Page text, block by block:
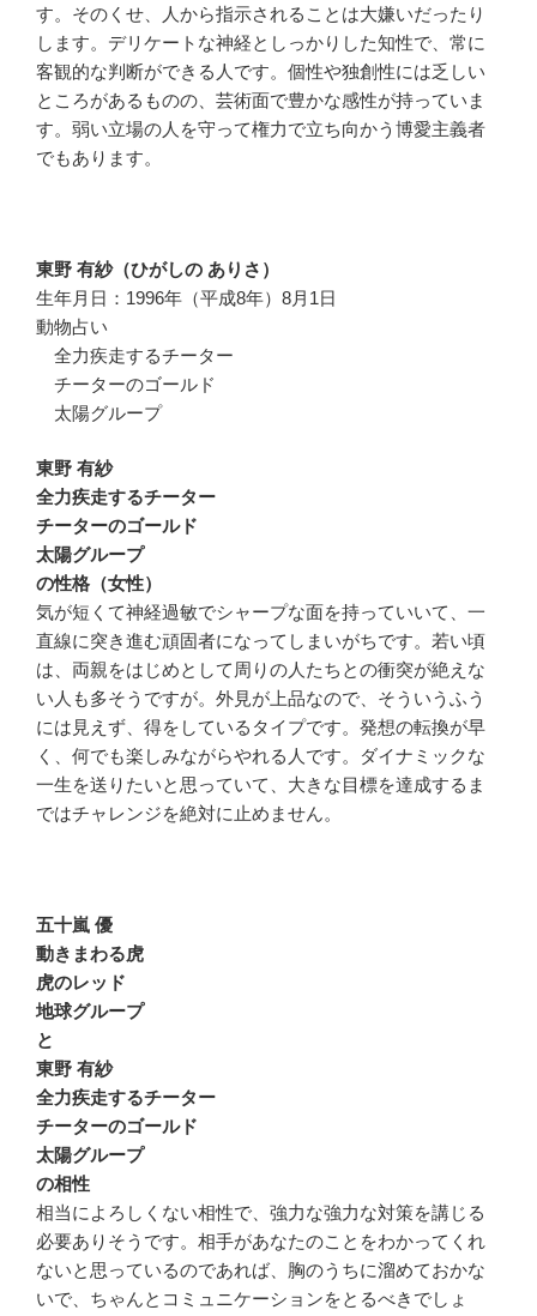
す。そのくせ、人から指示されることは大嫌いだったり
します。デリケートな神経としっかりした知性で、常に
客観的な判断ができる人です。個性や独創性には乏しい
ところがあるものの、芸術面で豊かな感性が持っていま
す。弱い立場の人を守って権力で立ち向かう博愛主義者
でもあります。
東野 有紗（ひがしの ありさ）
生年月日：1996年（平成8年）8月1日
動物占い
全力疾走するチーター
チーターのゴールド
太陽グループ
東野 有紗
全力疾走するチーター
チーターのゴールド
太陽グループ
の性格（女性）
気が短くて神経過敏でシャープな面を持っていいて、一
直線に突き進む頑固者になってしまいがちです。若い頃
は、両親をはじめとして周りの人たちとの衝突が絶えな
い人も多そうですが。外見が上品なので、そういうふう
には見えず、得をしているタイプです。発想の転換が早
く、何でも楽しみながらやれる人です。ダイナミックな
一生を送りたいと思っていて、大きな目標を達成するま
ではチャレンジを絶対に止めません。
五十嵐 優
動きまわる虎
虎のレッド
地球グループ
と
東野 有紗
全力疾走するチーター
チーターのゴールド
太陽グループ
の相性
相当によろしくない相性で、強力な強力な対策を講じる
必要ありそうです。相手があなたのことをわかってくれ
ないと思っているのであれば、胸のうちに溜めておかな
いで、ちゃんとコミュニケーションをとるべきでしょ